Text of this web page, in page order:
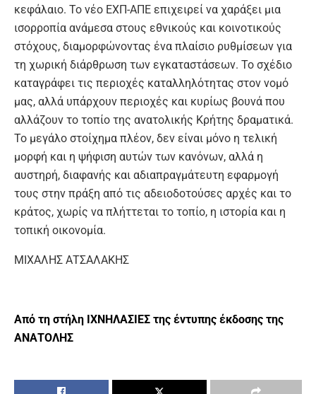
κεφάλαιο. Το νέο ΕΧΠ-ΑΠΕ επιχειρεί να χαράξει μια
ισορροπία ανάμεσα στους εθνικούς και κοινοτικούς
στόχους, διαμορφώνοντας ένα πλαίσιο ρυθμίσεων για
τη χωρική διάρθρωση των εγκαταστάσεων. Το σχέδιο
καταγράφει τις περιοχές καταλληλότητας στον νομό
μας, αλλά υπάρχουν περιοχές και κυρίως βουνά που
αλλάζουν το τοπίο της ανατολικής Κρήτης δραματικά.
Το μεγάλο στοίχημα πλέον, δεν είναι μόνο η τελική
μορφή και η ψήφιση αυτών των κανόνων, αλλά η
αυστηρή, διαφανής και αδιαπραγμάτευτη εφαρμογή
τους στην πράξη από τις αδειοδοτούσες αρχές και το
κράτος, χωρίς να πλήττεται το τοπίο, η ιστορία και η
τοπική οικονομία.
ΜΙΧΑΛΗΣ ΑΤΣΑΛΑΚΗΣ
Από τη στήλη ΙΧΝΗΛΑΣΙΕΣ της έντυπης έκδοσης της
ΑΝΑΤΟΛΗΣ